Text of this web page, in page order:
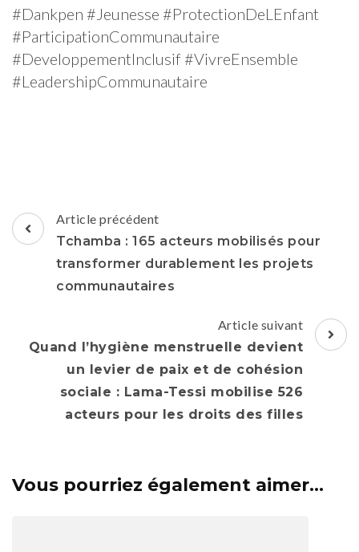
#Dankpen #Jeunesse #ProtectionDeLEnfant
#ParticipationCommunautaire
#DeveloppementInclusif #VivreEnsemble
#LeadershipCommunautaire
Navigation
d'article
Article précédent
Tchamba : 165 acteurs mobilisés pour
transformer durablement les projets
communautaires
Article suivant
Quand l’hygiène menstruelle devient
un levier de paix et de cohésion
sociale : Lama-Tessi mobilise 526
acteurs pour les droits des filles
Vous pourriez également aimer...